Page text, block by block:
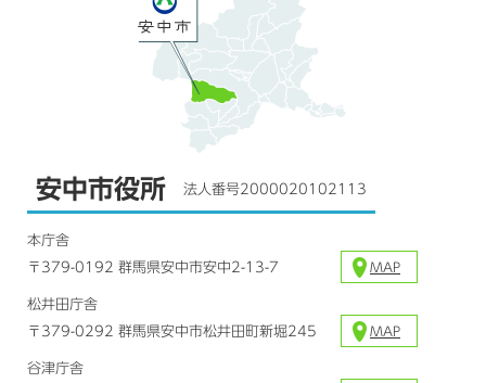
安中市役所 法人番号2000020102113
本庁舎
〒379-0192 群馬県安中市安中2-13-7
MAP
松井田庁舎
〒379-0292 群馬県安中市松井田町新堀245
MAP
谷津庁舎